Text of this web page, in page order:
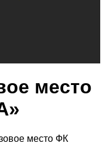
место
место ФК